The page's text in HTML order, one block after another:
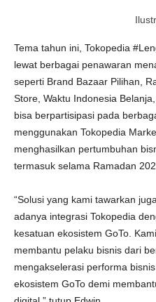
Tema tahun ini, Tokopedia
lewat berbagai penawaran
seperti Brand Bazaar Pilihan,
Store, Waktu Indonesia
bisa berpartisipasi pada
menggunakan Tokopedia
menghasilkan pertumbuhan
termasuk selama Ramadan
“Solusi yang kami tawarkan
adanya integrasi Tokopedia
kesatuan ekosistem GoTo.
membantu pelaku bisnis dari
mengakselerasi performa
ekosistem GoTo demi